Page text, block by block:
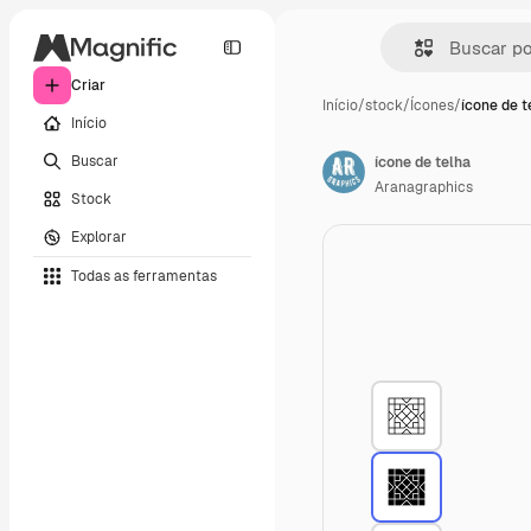
Criar
Início
Buscar
Stock
Explorar
Todas as ferramentas
Início/stock/Ícones/ícone de
ícone de telha
Aranagraphics